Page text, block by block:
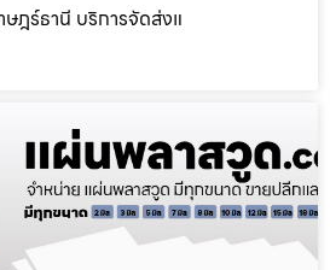
ฎร์ธานี บริการจัดส่งแ